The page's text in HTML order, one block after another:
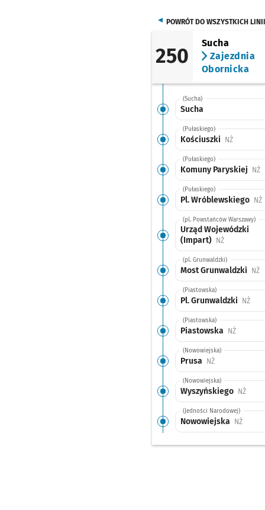
POWRÓT DO WSZYSTKICH LINII
250
Sucha
Zajezdnia
Obornicka
(Sucha)
Sucha
(Pułaskiego)
Kościuszki NŻ
(Pułaskiego)
Komuny Paryskiej NŻ
(Pułaskiego)
Pl. Wróblewskiego NŻ
(pl. Powstańców Warszawy)
Urząd Wojewódzki
(Impart)
NŻPrzystanek
(pl. Grunwaldzki)
Most Grunwaldzki NŻ
(Piastowska)
Pl. Grunwaldzki NŻ
(Piastowska)
Piastowska NŻ
(Nowowiejska)
Prusa NŻPrzystanek na
(Nowowiejska)
Wyszyńskiego NŻ
(Jedności Narodowej)
Nowowiejska NŻ